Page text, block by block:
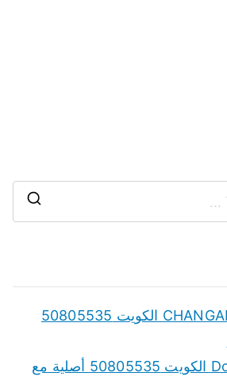
r
قطع غيار شانجان CHANGAN الكويت 50805535
قطع غيار دومي Domi الكويت 50805535 أصلية مع